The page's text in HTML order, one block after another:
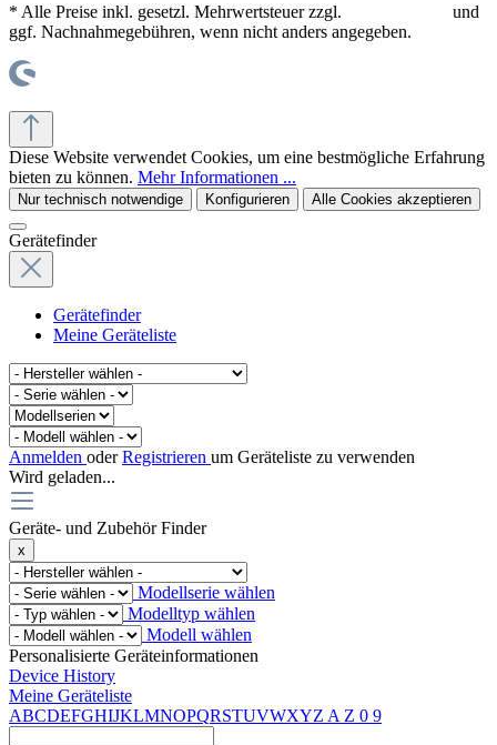
* Alle Preise inkl. gesetzl. Mehrwertsteuer zzgl.
und
ggf. Nachnahmegebühren, wenn nicht anders angegeben.
Diese Website verwendet Cookies, um eine bestmögliche Erfahrung
bieten zu können. Mehr Informationen ...
Nur technisch notwendige Konfigurieren Alle Cookies akzeptieren
Gerätefinder
Gerätefinder
Meine Geräteliste
Anmelden oderRegistrieren um Geräteliste zu verwenden
Wird geladen...
Geräte- und Zubehör Finder
x
Modellserie wählen
Modelltyp wählen
Modell wählen
Personalisierte Geräteinformationen
Device History
Meine Geräteliste
ABCDEFGHIJKLMNOPQRSTUVWXYZ A Z 0 9